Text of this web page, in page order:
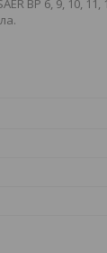
BP 6, 9, 10,